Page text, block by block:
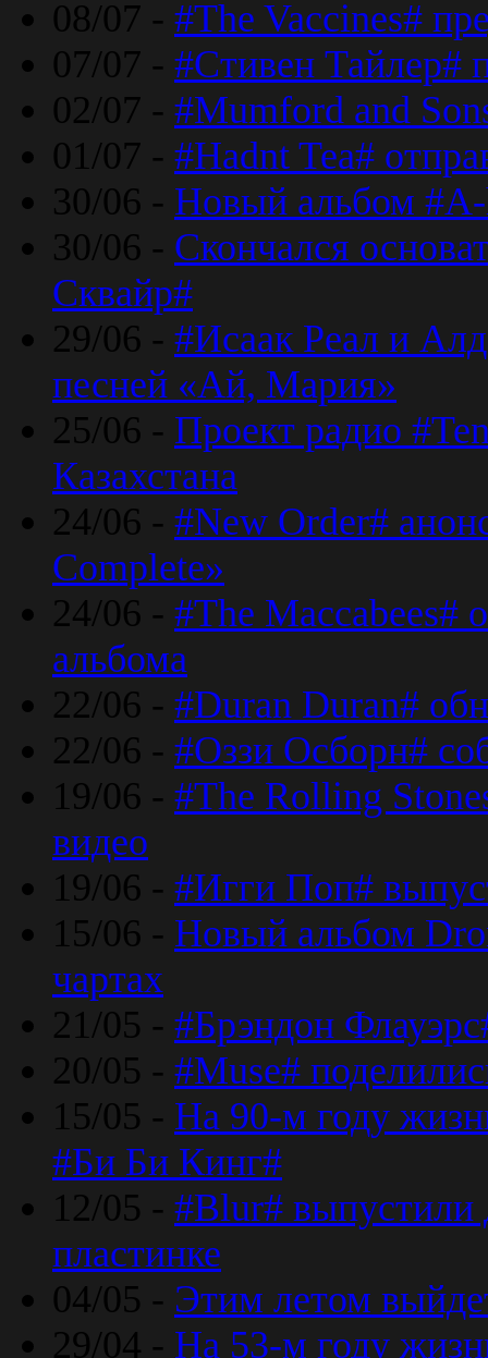
08/07 - #The Vaccines#
07/07 - #Стивен Тайлер#
02/07 - #Mumford and
01/07 - #Hadnt Tea#
30/06 - Новый альбом #A-
30/06 - Скончался
Сквайр#
29/06 - #Исаак Реал и
песней «Ай, Мария»
25/06 - Проект радио
Казахстана
24/06 - #New Order#
Complete»
24/06 - #The Maccabees#
альбома
22/06 - #Duran Duran#
22/06 - #Оззи Осборн#
19/06 - #The Rolling
видео
19/06 - #Игги Поп#
15/06 - Новый альбом
чартах
21/05 - #Брэндон
20/05 - #Muse#
15/05 - На 90-м году
#Би Би Кинг#
12/05 - #Blur# выпустили
пластинке
04/05 - Этим летом
29/04 - На 53-м году